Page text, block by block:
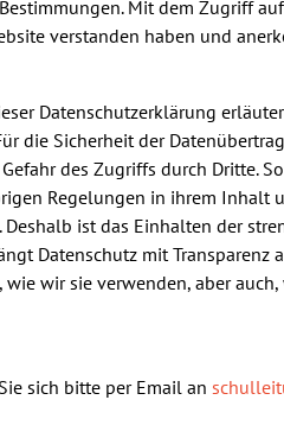
Mit dem Zugriff
verstanden haben und
Datenschutzerklärung
die Sicherheit der
des Zugriffs durch Dritte.
Regelungen in ihrem Inhalt
ist das Einhalten der
Datenschutz mit Transparenz
wir sie verwenden, aber
sich bitte per Email an